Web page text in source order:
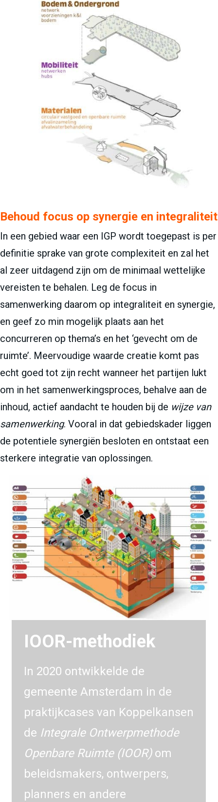
Behoud focus op synergie en integraliteit
In een gebied waar een IGP wordt toegepast is per
definitie sprake van grote complexiteit en zal het
al zeer uitdagend zijn om de minimaal wettelijke
vereisten te behalen. Leg de focus in
samenwerking daarom op integraliteit en synergie,
en geef zo min mogelijk plaats aan het
concurreren op thema’s en het ‘gevecht om de
ruimte’. Meervoudige waarde creatie komt pas
echt goed tot zijn recht wanneer het partijen lukt
om in het samenwerkingsproces, behalve aan de
inhoud, actief aandacht te houden bij de wijze van
samenwerking. Vooral in dat gebiedskader liggen
de potentiele synergiën besloten en ontstaat een
sterkere integratie van oplossingen.
IOOR-methodiek
In 2020 ontwikkelde de
gemeente Amsterdam in de
praktijkcases van Koppelkansen
de Integrale Ontwerpmethode
Openbare Ruimte (IOOR)om
beleidsmakers, ontwerpers,
planners en andere